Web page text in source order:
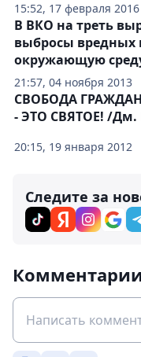
15:52, 17 февраля 2016
21:57, 04 ноября 2013
В ВКО на треть
выбросы вредных
окружающую
20:15, 19 января 2012
СВОБОДА
- ЭТО СВЯТОЕ! /Дм.
Следите за